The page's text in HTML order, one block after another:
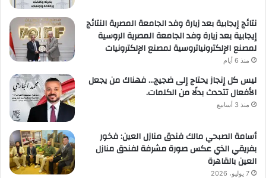
نتائج إيجابية بعد زيارة وفد الجامعة المصرية النتائج
إيجابية بعد زيارة وفد الجامعة المصرية الروسية
لمصنع الإلكترونياتروسية لمصنع الإلكترونيات
منذ 6 أيام
ليس كل إنجاز يحتاج إلى ضجيج… فهناك من يجعل
الأفعال تتحدث بدلًا من الكلمات.
منذ 3 أسابيع
أسامة الصبحي مالك فندق منازل العين: فخور
بفريقي الذي عكس صورة مشرفة لفندق منازل
العين بالقاهرة
7 يوليو، 2026